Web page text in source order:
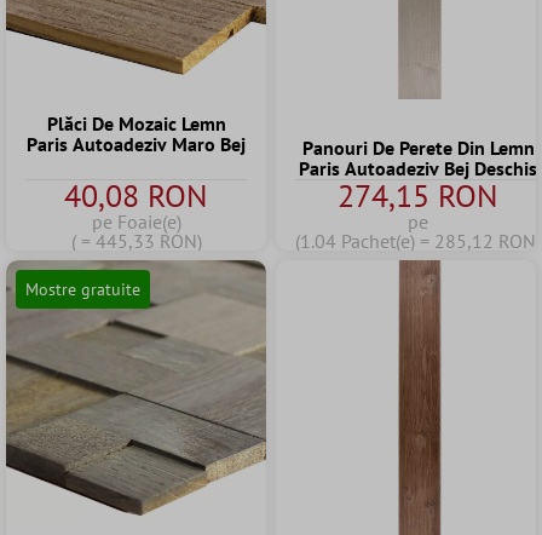
Plăci De Mozaic Lemn
Paris Autoadeziv Maro Bej
40,08 RON
pe Foaie(e)
( = 445,33 RON)
Panouri De Perete Din Lemn
Paris Autoadeziv Bej Deschis
274,15 RON
pe
(1.04 Pachet(e) = 285,12 RON)
Mostre gratuite